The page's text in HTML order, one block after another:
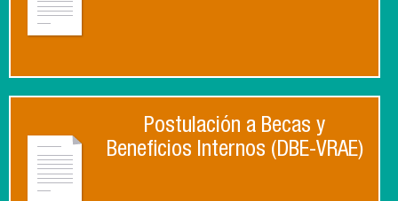
Postulación a Becas y
Beneficios Internos (DBE-VRAE)